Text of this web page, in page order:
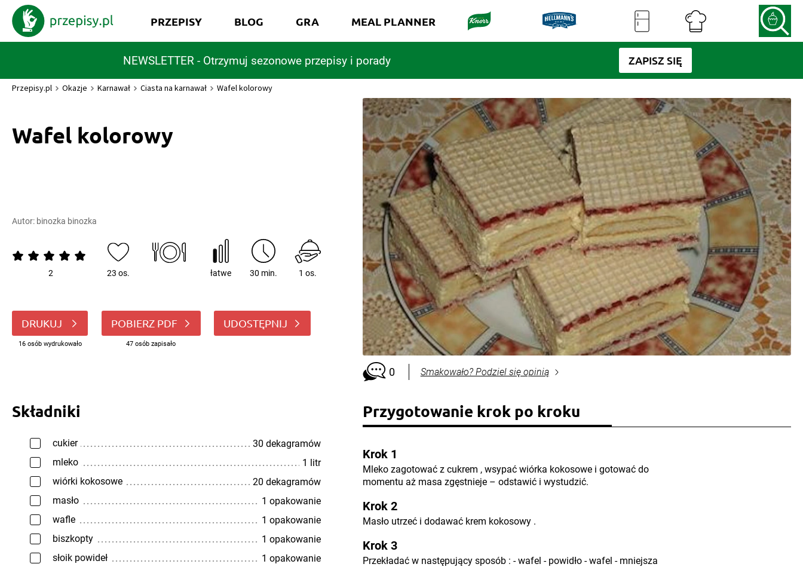
NEWSLETTER - Otrzymuj sezonowe przepisy i porady ZAPISZ SIĘ
PRZEPISY BLOG GRA MEAL PLANNER
Przepisy.pl Okazje Karnawał Ciasta na karnawał Wafel kolorowy
Wafel kolorowy
Autor: binozka binozka
2 23 os. łatwe 30 min. 1 os.
DRUKUJ
16 osób wydrukowało
POBIERZ PDF
47 osób zapisało
UDOSTĘPNIJ
0 Smakowało? Podziel się opinią
Składniki
cukier
30 dekagramów
mleko
1 litr
wiórki kokosowe
20 dekagramów
masło
1 opakowanie
wafle
1 opakowanie
biszkopty
1 opakowanie
słoik powideł
1 opakowanie
Przygotowanie krok po kroku
Krok 1
Mleko zagotować z cukrem , wsypać wiórka kokosowe i gotować do
momentu aż masa zgęstnieje – odstawić i wystudzić.
Krok 2
Masło utrzeć i dodawać krem kokosowy .
Krok 3
Przekładać w następujący sposób : - wafel - powidło - wafel - mniejsza